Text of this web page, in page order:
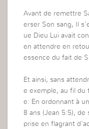
Avant de remettre
erser Son sang, Il
ue Dieu Lui avait
en attendre en
essence du fait de
Et ainsi, sans
e exemple, au fil du
e: En ordonnant à
8 ans (Jean 5:5), de
prise en flagrant